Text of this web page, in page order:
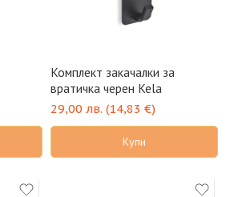
Комплект закачалки за
вратичка черен Kela
29,00 лв. (14,83 €)
Купи